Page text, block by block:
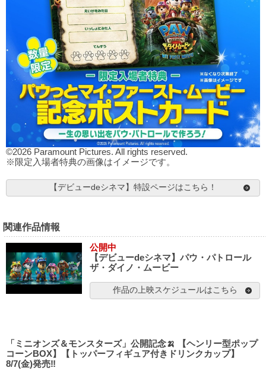
©2026 Paramount Pictures. All rights reserved.
※限定入場者特典の画像はイメージです。
【デビューdeシネマ】特設ページはこちら！
関連作品情報
公開中
【デビューdeシネマ】パウ・パトロール
ザ・ダイノ・ムービー
作品の上映スケジュールはこちら
「ミニオンズ＆モンスターズ」公開記念🍌 【ヘンリー型ポップ
コーンBOX】【トッパーフィギュア付きドリンクカップ】
8/7(金)発売‼️